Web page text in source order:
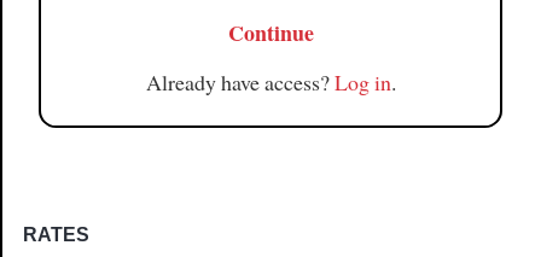
Continue
Already have access?Log in.
RATES